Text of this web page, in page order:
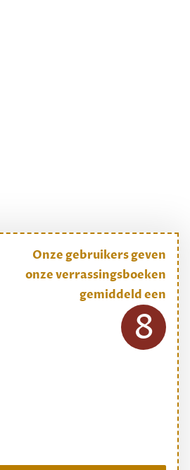
Onze gebruikers geven
onze verrassingsboeken
gemiddeld een
8